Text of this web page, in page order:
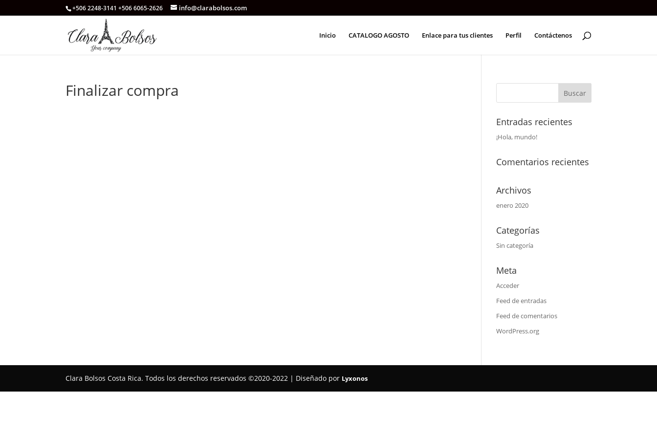
+506 2248-3141 +506 6065-2626 info@clarabolsos.com
Inicio CATALOGO AGOSTO Enlace para tus clientes Perfil Contáctenos
Finalizar compra
Entradas recientes
¡Hola, mundo!
Comentarios recientes
Archivos
enero 2020
Categorías
Sin categoría
Meta
Acceder
Feed de entradas
Feed de comentarios
WordPress.org
Clara Bolsos Costa Rica. Todos los derechos reservados ©2020-2022 | Diseñado por Lyxonos